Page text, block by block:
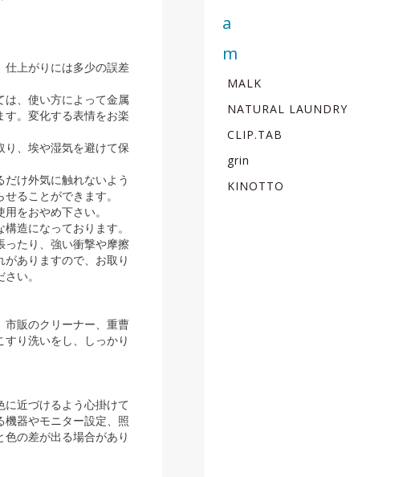
MALK
NATURAL LAUNDRY
CLIP.TAB
grin
KINOTTO
仕上がりには多少の誤差
は、使い方によって金属
。変化する表情をお楽
り、埃や湿気を避けて保
だけ外気に触れないよう
ることができます。
をおやめ下さい。
造になっております。
ったり、強い衝撃や摩擦
ありますので、お取り
い。
市販のクリーナー、重曹
り洗いをし、しっかり
近づけるよう心掛けて
機器やモニター設定、照
の差が出る場合があり